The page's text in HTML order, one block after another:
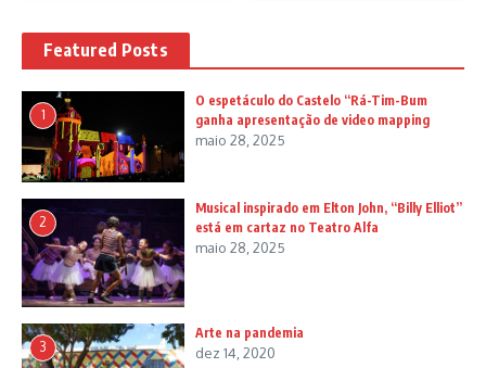
Featured Posts
1
O espetáculo do Castelo “Rá-Tim-Bum
ganha apresentação de video mapping
maio 28, 2025
2
Musical inspirado em Elton John, “Billy Elliot”
está em cartaz no Teatro Alfa
maio 28, 2025
3
Arte na pandemia
dez 14, 2020